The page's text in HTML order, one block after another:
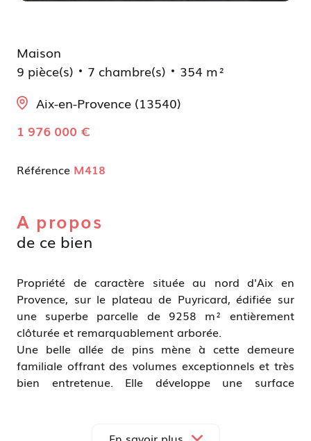
Maison
9 pièce(s)
7 chambre(s)
354 m²
Aix-en-Provence (13540)
1 976 000 €
Référence M418
A propos
de ce bien
Propriété de caractère située au nord d'Aix en
Provence, sur le plateau de Puyricard, édifiée sur
une superbe parcelle de 9258 m² entièrement
clôturée et remarquablement arborée.
Une belle allée de pins mène à cette demeure
familiale offrant des volumes exceptionnels et très
bien entretenue. Elle développe une surface
Au rez-de-chaussée, une grande entrée vous